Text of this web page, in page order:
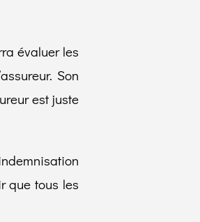
évaluer les
Son
est juste
que tous les